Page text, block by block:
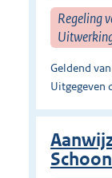
Regeling
Geldend
Uitgegeven